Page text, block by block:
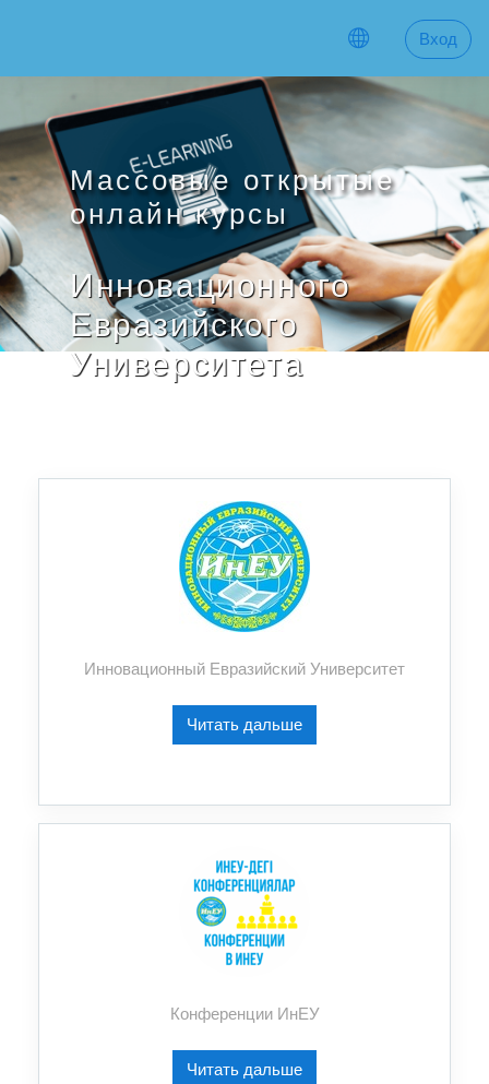
Вход
Массовые открытые
онлайн курсы
Инновационного
Евразийского
Университета
Инновационный Евразийский Университет
Читать дальше
Конференции ИнЕУ
Читать дальше